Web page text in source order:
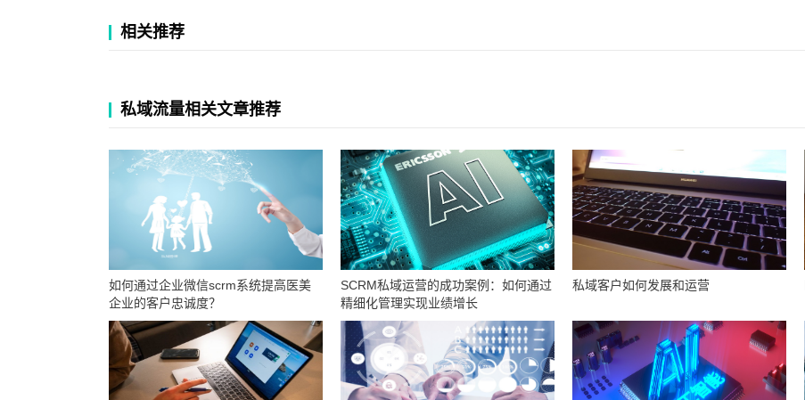
相关推荐
私域流量相关文章推荐
如何通过企业微信scrm系统提高医美
企业的客户忠诚度？
SCRM私域运营的成功案例：如何通过
精细化管理实现业绩增长
私域客户如何发展和运营